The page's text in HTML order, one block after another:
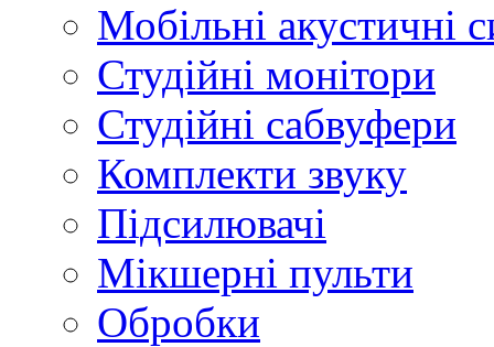
Мобільні акустичні
Студійні монітори
Студійні сабвуфери
Комплекти звуку
Підсилювачі
Мікшерні пульти
Обробки